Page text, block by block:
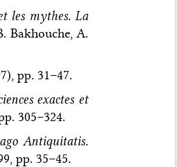
les mythes. La
Bakhouche, A.
pp. 31–47.
exactes et
305–324.
Antiquitatis.
pp. 35–45.